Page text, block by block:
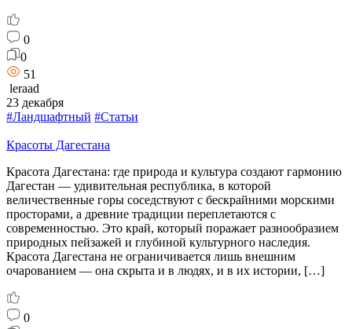
0
0
51
leraad
23 декабря
#Ландшафтный #Статьи
Красоты Дагестана
Красота Дагестана: где природа и культура создают гармонию
Дагестан — удивительная республика, в которой
величественные горы соседствуют с бескрайними морскими
просторами, а древние традиции переплетаются с
современностью. Это край, который поражает разнообразием
природных пейзажей и глубиной культурного наследия.
Красота Дагестана не ограничивается лишь внешним
очарованием — она скрыта и в людях, и в их истории, […]
0